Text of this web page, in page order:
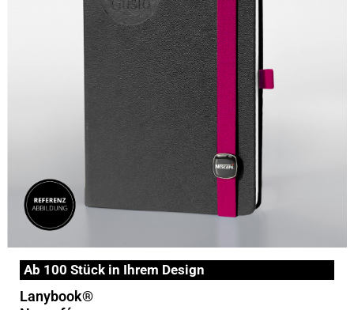
Ab 100 Stück in Ihrem Design
Lanybook®